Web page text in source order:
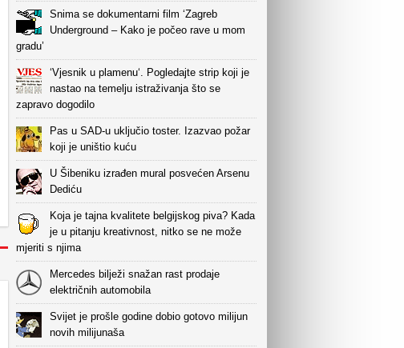
Snima se dokumentarni film ‘Zagreb
Underground – Kako je počeo rave u mom
gradu’
‘Vjesnik u plamenu‘. Pogledajte strip koji je
nastao na temelju istraživanja što se
zapravo dogodilo
Pas u SAD-u uključio toster. Izazvao požar
koji je uništio kuću
U Šibeniku izrađen mural posvećen Arsenu
Dediću
Koja je tajna kvalitete belgijskog piva? Kada
je u pitanju kreativnost, nitko se ne može
mjeriti s njima
Mercedes bilježi snažan rast prodaje
električnih automobila
Svijet je prošle godine dobio gotovo milijun
novih milijunaša